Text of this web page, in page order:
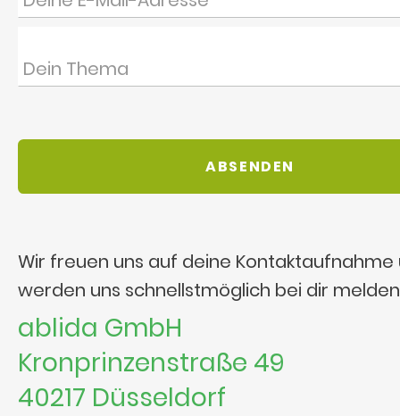
Wir freuen uns auf deine Kontaktaufnahme
werden uns schnellstmöglich bei dir
ablida GmbH
Kronprinzenstraße 49
40217 Düsseldorf